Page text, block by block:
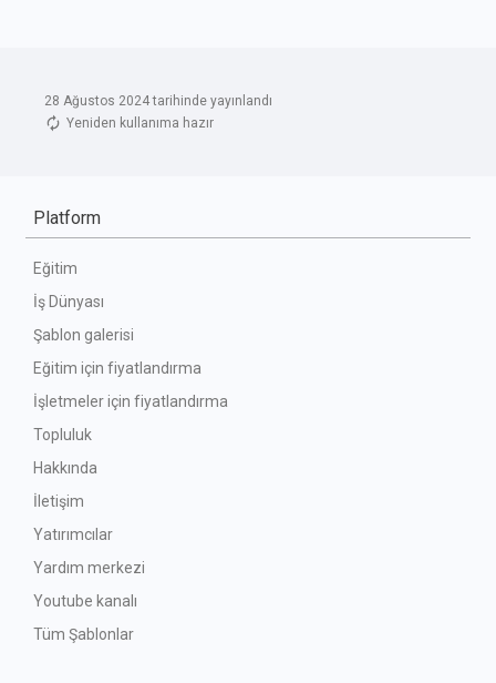
28 Ağustos 2024 tarihinde yayınlandı
Yeniden kullanıma hazır
Platform
Eğitim
İş Dünyası
Şablon galerisi
Eğitim için fiyatlandırma
İşletmeler için fiyatlandırma
Topluluk
Hakkında
İletişim
Yatırımcılar
Yardım merkezi
Youtube kanalı
Tüm Şablonlar